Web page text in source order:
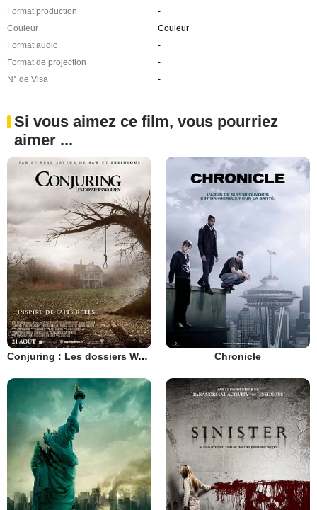
Format production
-
Couleur
Couleur
Format audio
-
Format de projection
-
N° de Visa
-
Si vous aimez ce film, vous pourriez
aimer ...
Conjuring : Les dossiers Warren Chronicle